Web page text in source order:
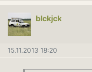
blckjck
15.11.2013 18:20